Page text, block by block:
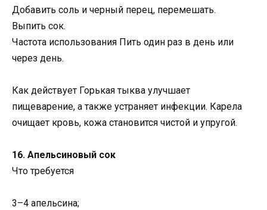
Добавить соль и черный перец, перемешать.
Выпить сок.
Частота использования Пить один раз в день или
через день.
Как действует Горькая тыква улучшает
пищеварение, а также устраняет инфекции. Карела
очищает кровь, кожа становится чистой и упругой.
16. Апельсиновый сок
Что требуется
3–4 апельсина;